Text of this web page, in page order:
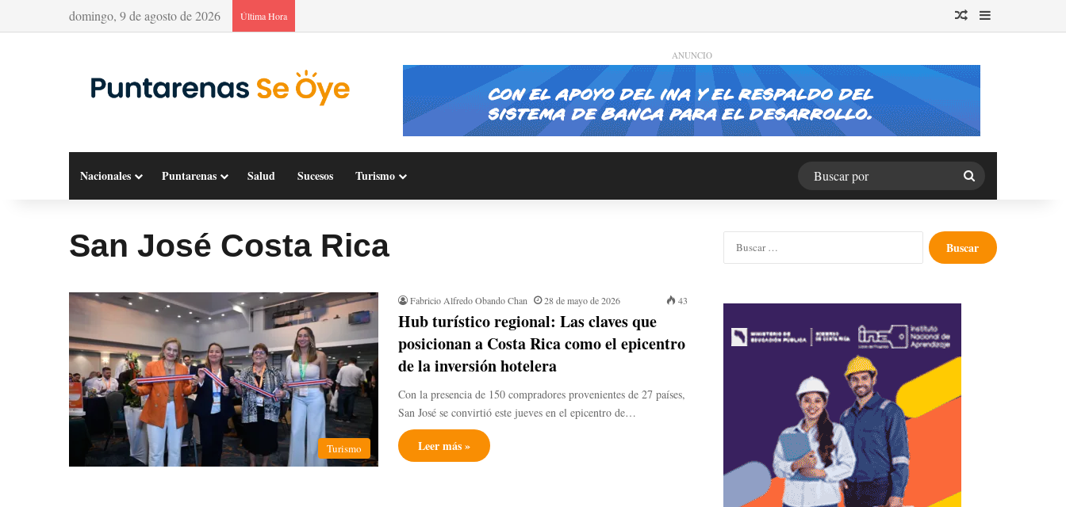
domingo, 9 de agosto de 2026 Última Hora Publicación al azar
Barra lateral
ANUNCIO
Nacionales Puntarenas Salud Sucesos Turismo
Buscar
por
San José Costa Rica
Turismo
Fabricio Alfredo Obando Chan 28 de mayo de 2026 43
​Hub turístico regional: Las claves que
posicionan a Costa Rica como el epicentro
de la inversión hotelera
Con la presencia de 150 compradores provenientes de 27 países,
San José se convirtió este jueves en el epicentro de…
Leer más »
Buscar: